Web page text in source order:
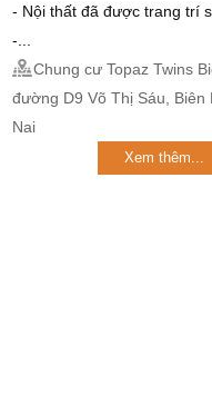
- Nội thất đã được trang trí
-...
Chung cư Topaz Twins
đường D9 Võ Thị Sáu, Biên
Nai
Xem thêm...